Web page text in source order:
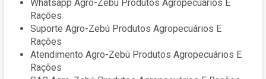
Whatsapp Agro-Zebú Produtos Agropecuários E
Rações
Suporte Agro-Zebú Produtos Agropecuários E
Rações
Atendimento Agro-Zebú Produtos Agropecuários E
Rações